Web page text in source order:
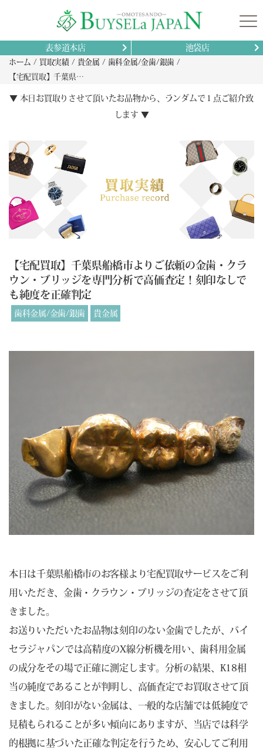
表参道本店 池袋店
ホーム 買取実績 貴金属
歯科金属/金歯/銀歯
【宅配買取】千葉県船橋市よりご依頼の金歯・クラウン・ブリッジを専門分析で高価査定！刻印なしでも純度を正確判定
▼ 本日お買取りさせて頂いたお品物から、ランダムで１点ご紹介致
します ▼
【宅配買取】千葉県船橋市よりご依頼の金歯・クラ
ウン・ブリッジを専門分析で高価査定！刻印なしで
も純度を正確判定
歯科金属/金歯/銀歯 貴金属
本日は千葉県船橋市のお客様より宅配買取サービスをご利
用いただき、金歯・クラウン・ブリッジの査定をさせて頂
きました。
お送りいただいたお品物は刻印のない金歯でしたが、バイ
セラジャパンでは高精度のX線分析機を用い、歯科用金属
の成分をその場で正確に測定します。分析の結果、K18相
当の純度であることが判明し、高価査定でお買取させて頂
きました。刻印がない金属は、一般的な店舗では低純度で
見積もられることが多い傾向にありますが、当店では科学
的根拠に基づいた正確な判定を行うため、安心してご利用